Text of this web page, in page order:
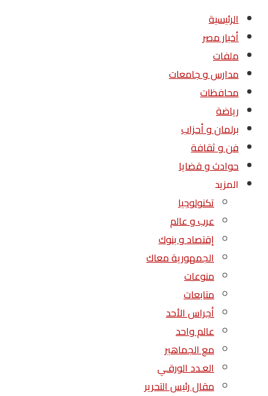
الرئيسية
أخبار مصر
ملفات
مدارس و جامعات
محافظات
رياضة
برلمان و أحزاب
فن و ثقافة
حوادث و قضايا
المزيد
تكنولوجيا
عرب و عالم
إقتصاد و بنوك
الجمهورية معاك
منوعات
متابعات
أجراس الأحد
عالم واحد
مع الجماهير
العـدد الورقـي
مقال رئيس التحرير